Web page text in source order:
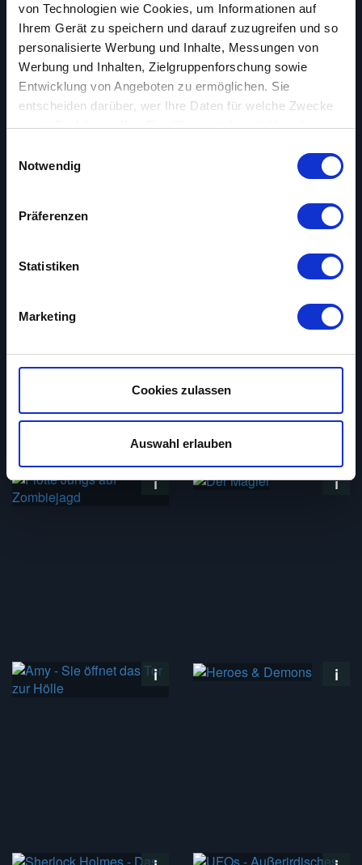
von Technologien wie Cookies, um Informationen auf
Ihrem Gerät zu speichern und darauf zuzugreifen und so
personalisierte Werbung und Inhalte, Messungen von
Werbung und Inhalten, Zielgruppenforschung sowie
Entwicklung von Angeboten zu ermöglichen. Sie
entscheiden darüber, wer Ihre Daten für welche Zwecke
nutzt. Sie können Ihre Einwilligung jederzeit über die
Trigger Symbol ändern oder widerrufen
Informationen über Ihre geografische Lage
können
bestimmten Merkmalen (Fingerprinting) identifizieren
Erfahren Sie mehr darüber, wie Ihre persönlichen Daten
Abschnitt Einzelheitenfest.
aus den Jahren 1910 bis 2010 kostenlos ansehen. Bitte
beachte, dass dieser Service ohne Unterstützung
verwenden Cookies, um Inhalte und Anzeigen
auszuspielen und zu personalisieren, Funktionen für
haben. Du kannst diese Genehmigung jederzeit
widerrufen.
Notwendig
Präferenzen
Statistiken
Marketing
Cookies zulassen
Auswahl erlauben